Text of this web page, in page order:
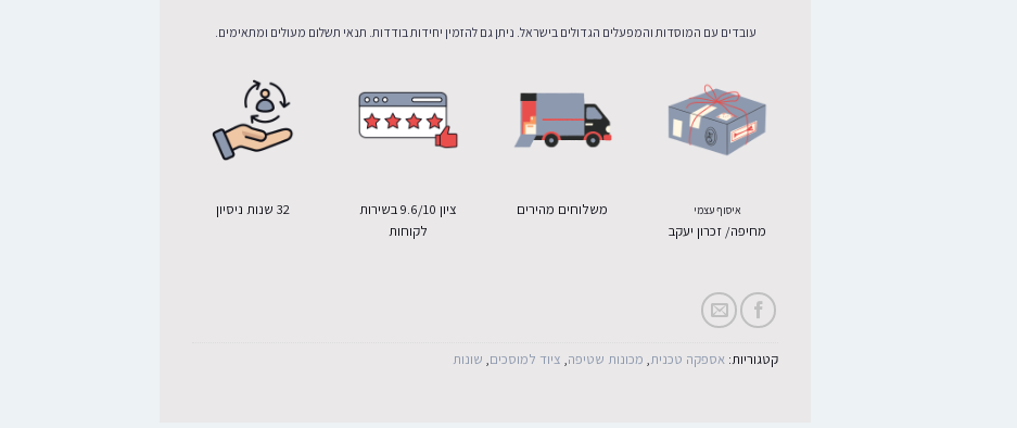
עובדים עם המוסדות והמפעלים הגדולים בישראל. ניתן גם להזמין יחידות בודדות. תנאי תשלום מעולים ומתאימים.
איסוף עצמי
מחיפה/ זכרון יעקב
משלוחים מהירים
ציון 9.6/10 בשירות
לקוחות
32 שנות ניסיון
קטגוריות: אספקה טכנית, מכונות שטיפה, ציוד למוסכים, שונות